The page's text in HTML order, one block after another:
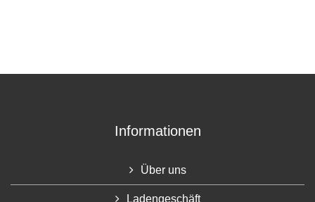
Informationen
Über uns
Ladengeschäft